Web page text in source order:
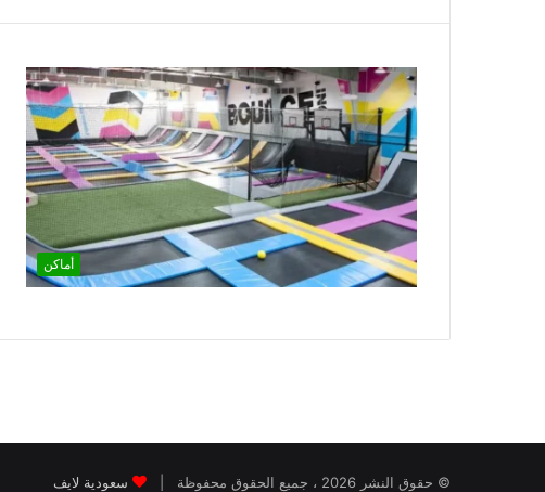
أماكن
© حقوق النشر 2026 ، جميع الحقوق محفوظة | سعودية لايف